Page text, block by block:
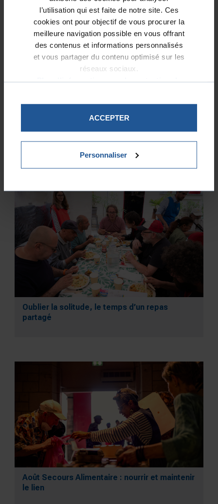
l’utilisation qui est faite de notre site. Ces
cookies ont pour objectif de vous procurer la
meilleure navigation possible en vous offrant
des contenus et informations personnalisés
et vous partager du contenu optimisé sur les
réseaux sociaux.
Plus d'informations sur la protection de
ACCEPTER
Personnaliser
Oublier la solitude, le temps d’un repas
partagé
Août Secours Alimentaire : nourrir et maintenir
le lien